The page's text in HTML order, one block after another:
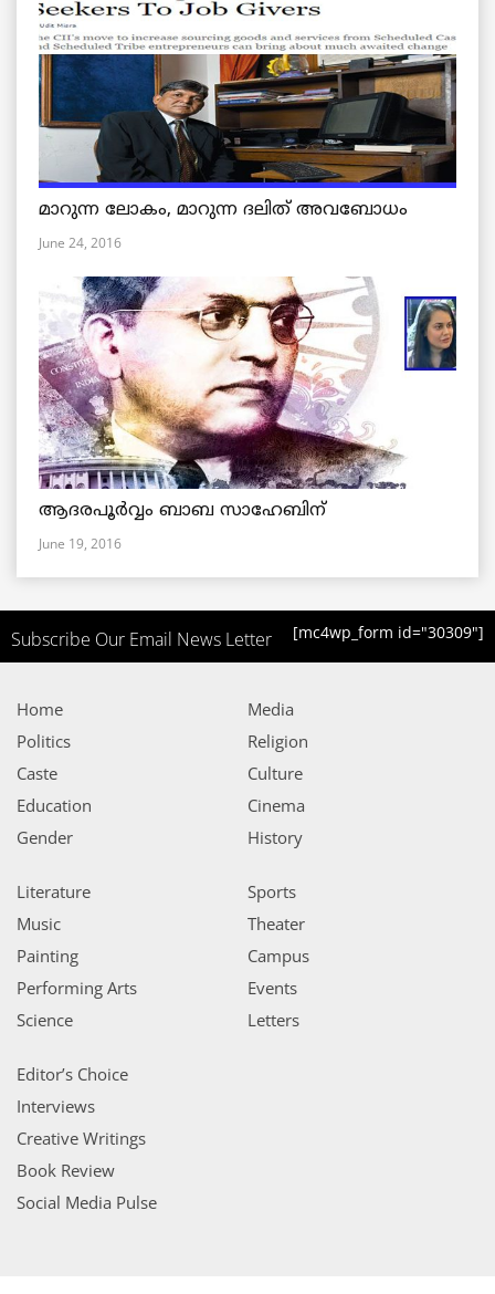
മാറുന്ന ലോകം, മാറുന്ന ദലിത് അവബോധം
June 24, 2016
ആദരപൂര്‍വ്വം ബാബ സാഹേബിന്
June 19, 2016
Subscribe Our Email News Letter [mc4wp_form id="30309"]
Home
Politics
Caste
Education
Gender
Media
Religion
Culture
Cinema
History
Literature
Music
Painting
Performing Arts
Science
Sports
Theater
Campus
Events
Letters
Editor’s Choice
Interviews
Creative Writings
Book Review
Social Media Pulse